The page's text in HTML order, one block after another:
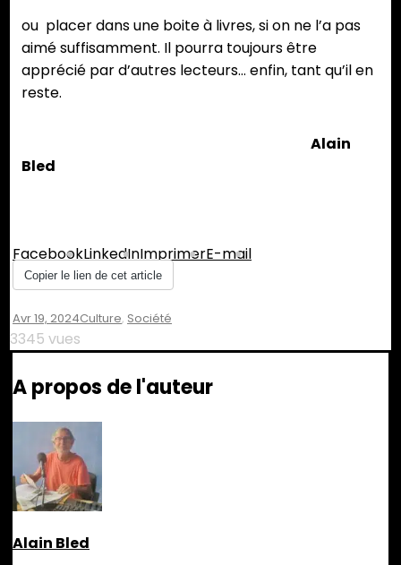
ou placer dans une boite à livres, si on ne l’a pas
aimé suffisamment. Il pourra toujours être
apprécié par d’autres lecteurs… enfin, tant qu’il en
reste.
Alain
Bled
FacebookLinkedInImprimerE-mail
Copier le lien de cet article
Avr 19, 2024Culture, Société
3345 vues
A propos de l'auteur
Alain Bled